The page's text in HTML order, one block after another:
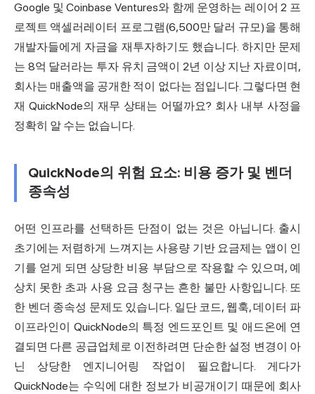
Google 및 Coinbase Ventures와 함께 운영하는 레이어 2 프
로젝트 액셀러레이터 프로그램(6,500만 달러 규모)을 통해
개발자들에게 자금을 재투자하기도 했습니다. 하지만 문제
는 8억 달러라는 투자 유치 금액이 2년 이상 지난 자료이며,
회사는 매출액을 공개한 적이 없다는 점입니다. 그렇다면 현
재 QuickNode의 재무 상태는 어떨까요? 회사 내부 사정을
정확히 알 수는 없습니다.
QuickNode의 위험 요소: 비용 증가 및 벤더
종속성
어떤 인프라를 선택하든 단점이 없는 것은 아닙니다. 출시
초기에는 저렴하게 느껴지는 사용량 기반 요금제는 앱이 인
기를 얻게 되면 상당한 비용 부담으로 작용할 수 있으며, 예
상치 못한 초과 사용 요금 청구는 흔한 불만 사항입니다. 또
한 벤더 종속성 문제도 있습니다. 일단 코드, 웹훅, 데이터 파
이프라인이 QuickNode의 특정 엔드포인트 및 애드온에 연
결되면 다른 공급업체로 이전하려면 단순한 설정 변경이 아
닌 상당한 엔지니어링 작업이 필요합니다. 게다가
QuickNode는 수익에 대한 정보가 비공개이기 때문에 회사